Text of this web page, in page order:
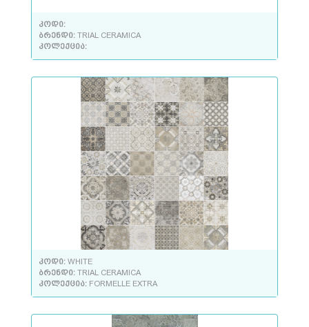
კოდი:
ბრენდი: TRIAL CERAMICA
კოლექცია:
კოდი: WHITE
ბრენდი: TRIAL CERAMICA
კოლექცია: FORMELLE EXTRA